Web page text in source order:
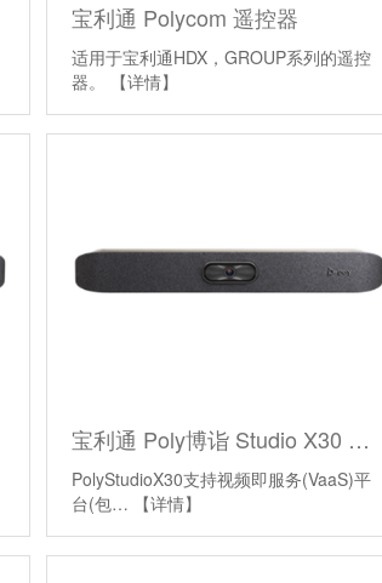
宝利通 Polycom 遥控器
适用于宝利通HDX，GROUP系列的遥控
器。
【详情】
宝利通 Poly博诣 Studio X30 视频会议终端
PolyStudioX30支持视频即服务(VaaS)平
台(包…
【详情】